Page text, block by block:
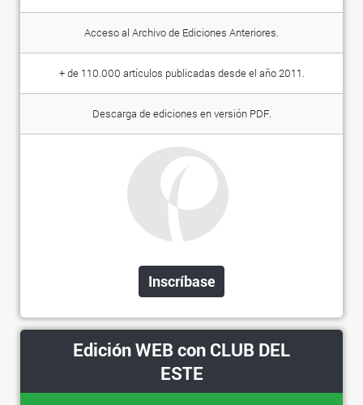
Acceso al Archivo de Ediciones Anteriores.
+ de 110.000 artículos publicadas desde el año 2011.
Descarga de ediciones en versión PDF.
Inscríbase
Edición WEB con CLUB DEL
ESTE